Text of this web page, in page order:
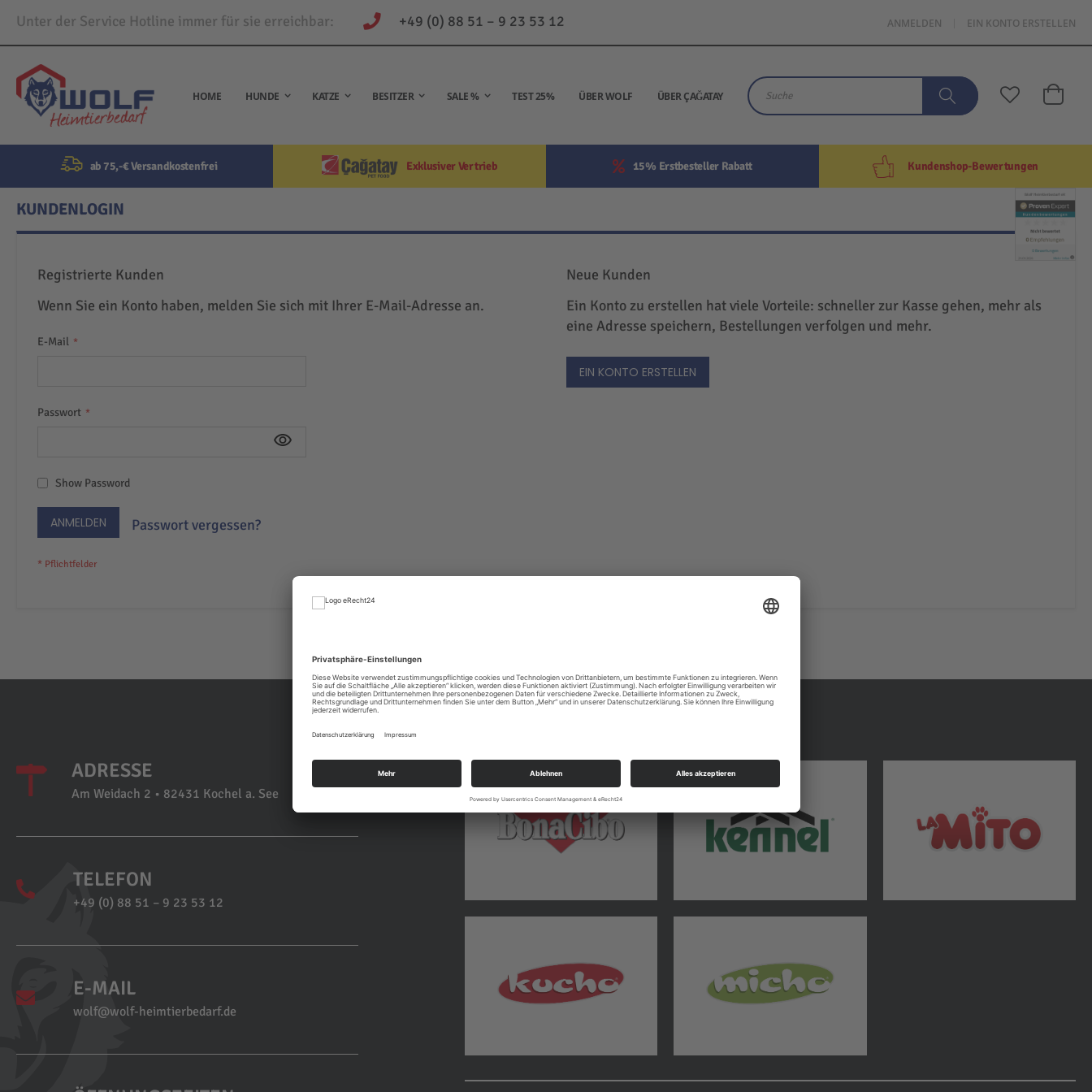
Unter der Service Hotline immer für sie erreichbar: +49 (0) 88 51 – 9 23 53 12
Direkt
zum
Inhalt
ANMELDEN EIN KONTO ERSTELLEN
HOME HUNDE KATZE BESITZER SALE % TEST 25% ÜBER WOLF ÜBER ÇAĞATAY
Suche Mein
ab 75,-€ Versandkostenfrei Exklusiver Vertrieb 15% Erstbesteller Rabatt Kundenshop-Bewertungen
KUNDENLOGIN
Registrierte Kunden
Wenn Sie ein Konto haben, melden Sie sich mit Ihrer E-Mail-Adresse an.
E-Mail
Passwort
Show Password
ANMELDEN Passwort vergessen?
Neue Kunden
Ein Konto zu erstellen hat viele Vorteile: schneller zur Kasse gehen, mehr als
eine Adresse speichern, Bestellungen verfolgen und mehr.
EIN KONTO ERSTELLEN
ADRESSE
Am Weidach 2 • 82431 Kochel a. See
TELEFON
+49 (0) 88 51 – 9 23 53 12
E-MAIL
wolf@wolf-heimtierbedarf.de